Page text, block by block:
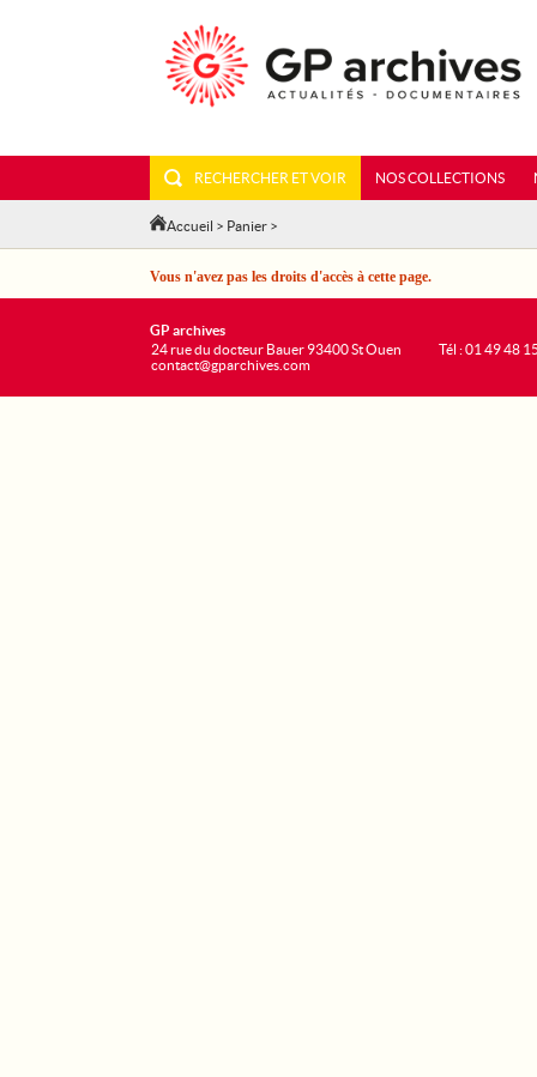
RECHERCHER ET VOIR NOS COLLECTIONS
Accueil > Panier >
Vous n'avez pas les droits d'accès à cette page.
GP archives
24 rue du docteur Bauer 93400 St Ouen
contact@gparchives.com
Tél : 01 49 48